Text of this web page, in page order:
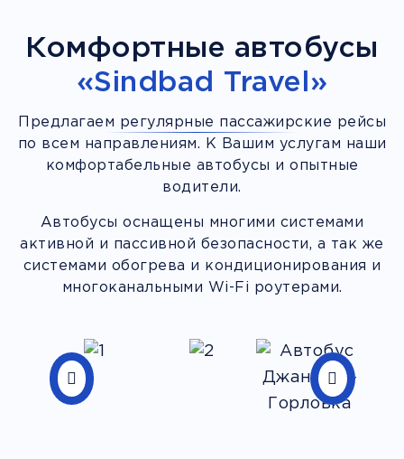
Комфортные автобусы
«Sindbad Travel»
Предлагаем регулярные пассажирские рейсы
по всем направлениям. К Вашим услугам наши
комфортабельные автобусы и опытные
водители.
Автобусы оснащены многими системами
активной и пассивной безопасности, а так же
системами обогрева и кондиционирования и
многоканальными Wi-Fi роутерами.